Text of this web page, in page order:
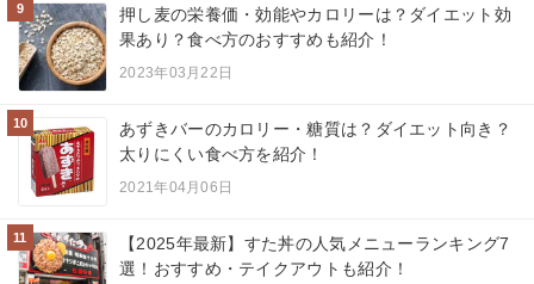
9
押し麦の栄養価・効能やカロリーは？ダイエット効
果あり？食べ方のおすすめも紹介！
2023年03月22日
10
あずきバーのカロリー・糖質は？ダイエット向き？
太りにくい食べ方を紹介！
2021年04月06日
11
【2025年最新】すた丼の人気メニューランキング7
選！おすすめ・テイクアウトも紹介！